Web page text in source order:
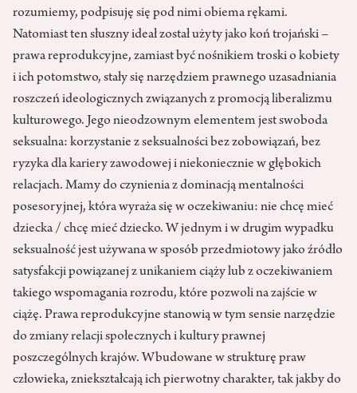
rozumiemy, podpisuję się pod nimi obiema rękami.
Natomiast ten słuszny ideał został użyty jako koń trojański –
prawa repro­dukcyjne, zamiast być nośnikiem troski o kobiety
i ich potomstwo, stały się narzędziem prawnego uzasadniania
roszczeń ideolo­gicznych związanych z promocją liberalizmu
kulturowego. Jego nie­odzownym elementem jest swo­boda
seksualna: korzystanie z sek­sualności bez zobowiązań, bez
ryzyka dla kariery zawodowej i niekoniecznie w głębokich
rela­cjach. Mamy do czynienia z domi­nacją mentalności
posesoryjnej, która wyraża się w oczekiwaniu: nie chcę mieć
dziecka / chcę mieć dziecko. W jednym i w drugim wypadku
seksualność jest uży­wana w sposób przedmiotowy jako źródło
satysfakcji powiązanej z unikaniem ciąży lub z oczeki­waniem
takiego wspomagania rozrodu, które pozwoli na zajście w
ciążę. Prawa reprodukcyjne sta­nowią w tym sensie narzędzie
do zmiany relacji społecznych i kul­tury prawnej
poszczególnych krajów. Wbudowane w strukturę praw
człowieka, zniekształcają ich pierwotny charakter, tak jakby do